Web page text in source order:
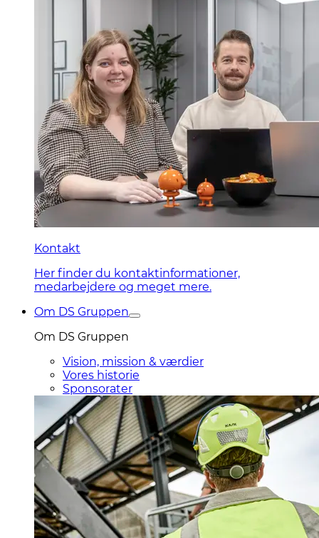
Kontakt
Her finder du kontaktinformationer,
medarbejdere og meget mere.
Om DS Gruppen
Om DS Gruppen
Vision, mission & værdier
Vores historie
Sponsorater